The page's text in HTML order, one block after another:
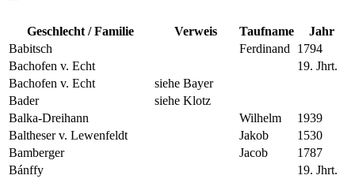
Geschlecht / Familie Verweis Taufname
Jahr
Babitsch
Ferdinand
1794
Bachofen v. Echt
19. Jhrt.
Bachofen v. Echt
siehe Bayer
Bader
siehe Klotz
Balka-Dreihann
Wilhelm
1939
Baltheser v. Lewenfeldt
Jakob
1530
Bamberger
Jacob
1787
Bánffy
19. Jhrt.